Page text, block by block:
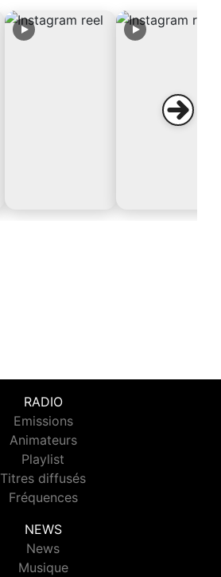
RADIO
Emissions
Animateurs
Playlist
Titres diffusés
Fréquences
NEWS
News
Musique